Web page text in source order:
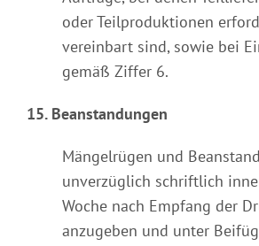
oder Teilproduktionen
vereinbart sind, sowie bei
gemäß Ziffer 6.
15. Beanstandungen
Mängelrügen und
unverzüglich schriftlich
Woche nach Empfang der
anzugeben und unter